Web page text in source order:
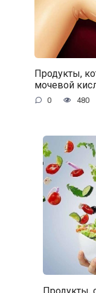
Продукты,
мочевой
0 480
Продукты,